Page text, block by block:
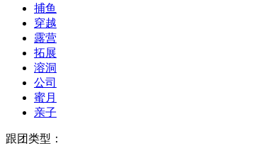
捕鱼
穿越
露营
拓展
溶洞
公司
蜜月
亲子
跟团类型：